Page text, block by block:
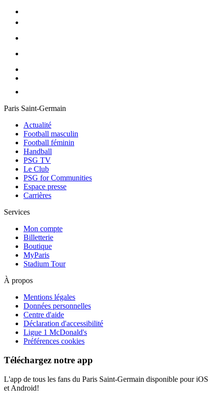
Paris Saint-Germain
Actualité
Football masculin
Football féminin
Handball
PSG TV
Le Club
PSG for Communities
Espace presse
Carrières
Services
Mon compte
Billetterie
Boutique
MyParis
Stadium Tour
À propos
Mentions légales
Données personnelles
Centre d'aide
Déclaration d'accessibilité
Ligue 1 McDonald's
Préférences cookies
Téléchargez notre app
L'app de tous les fans du Paris Saint-Germain disponible pour iOS
et Android!